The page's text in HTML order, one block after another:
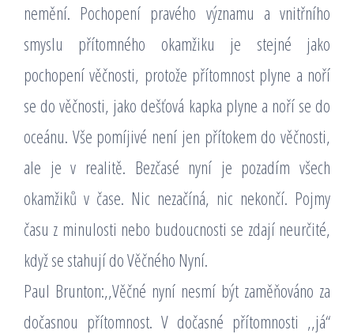
nemění. Pochopení pravého významu a vnitřního
smyslu přítomného okamžiku je stejné jako
pochopení věčnosti, protože přítomnost plyne a noří
se do věčnosti, jako dešťová kapka plyne a noří se do
oceánu. Vše pomíjivé není jen přítokem do věčnosti,
ale je v realitě. Bezčasé nyní je pozadím všech
okamžiků v čase. Nic nezačíná, nic nekončí. Pojmy
času z minulosti nebo budoucnosti se zdají neurčité,
když se stahují do Věčného Nyní.
Paul Brunton:,,Věčné nyní nesmí být zaměňováno za
dočasnou přítomnost. V dočasné přítomnosti ,,já“